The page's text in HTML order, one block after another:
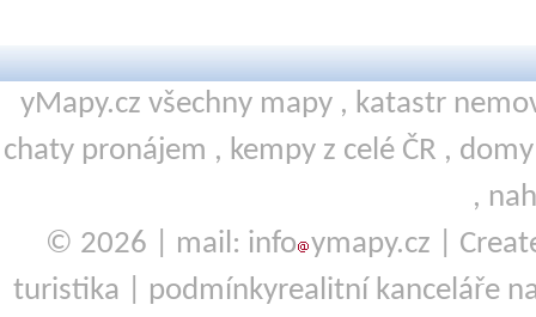
yMapy.cz všechny mapy , katastr
chaty pronájem , kempyz celé ČR ,
,
© 2026 | mail: info ymapy.cz |
turistika
podmínkyrealitní kanceláře